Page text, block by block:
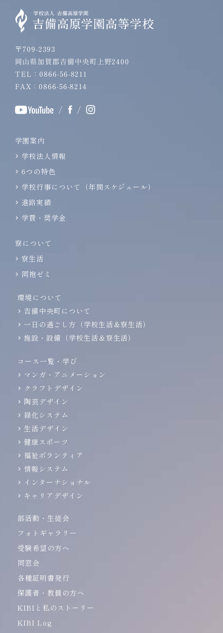
〒709-2393
岡山県加賀郡吉備中央町上野2400
TEL：0866-56-8211
FAX：0866-56-8214
/ /
学園案内
学校法人情報
6つの特色
学校行事について（年間スケジュール）
進路実績
学費・奨学金
寮について
寮生活
同袍ゼミ
環境について
吉備中央町について
一日の過ごし方（学校生活＆寮生活）
施設・設備（学校生活＆寮生活）
コース一覧・学び
マンガ・アニメーション
クラフトデザイン
陶芸デザイン
緑化システム
生活デザイン
健康スポーツ
福祉ボランティア
情報システム
インターナショナル
キャリアデザイン
部活動・生徒会
フォトギャラリー
受験希望の方へ
同窓会
各種証明書発行
保護者・教員の方へ
KIBIと私のストーリー
KIBI Log